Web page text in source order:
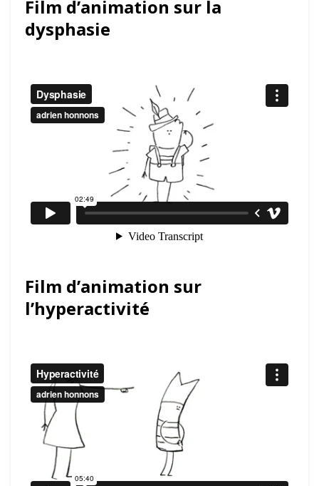
Film d’animation sur la
dysphasie
Film d’animation sur
l’hyperactivité